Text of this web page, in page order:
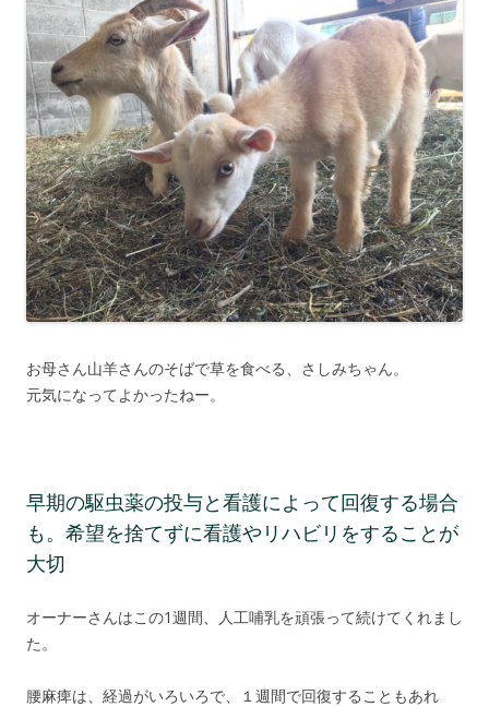
お母さん山羊さんのそばで草を食べる、さしみちゃん。
元気になってよかったねー。
早期の駆虫薬の投与と看護によって回復する場合
も。希望を捨てずに看護やリハビリをすることが
大切
オーナーさんはこの1週間、人工哺乳を頑張って続けてくれまし
た。
腰麻痺は、経過がいろいろで、１週間で回復することもあれ